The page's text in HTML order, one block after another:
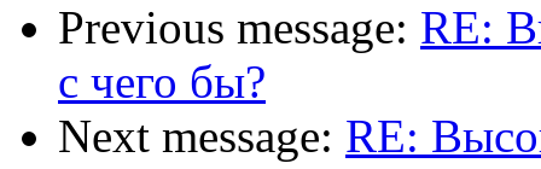
Previous message: RE:
с чего бы?
Next message: RE: